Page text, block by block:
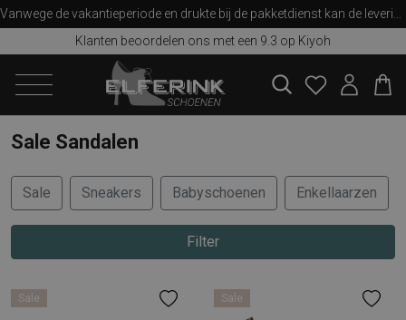
Klanten beoordelen ons met een 9.3 op Kiyoh
Sale Sandalen
Sale Sneakers Babyschoenen Enkellaarzen
Filter
Sale Sale